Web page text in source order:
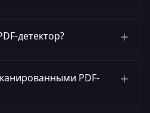
детектор?
PDF-